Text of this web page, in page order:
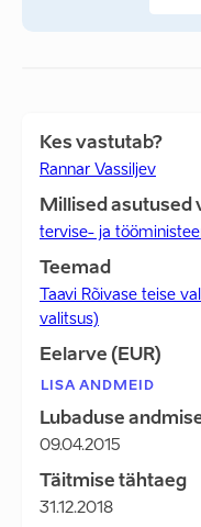
Kes vastutab?
Rannar Vassiljev
Millised asutused
tervise- ja
Teemad
Taavi Rõivase teise
valitsus)
Eelarve (EUR)
LISA ANDMEID
Lubaduse
09.04.2015
Täitmise tähtaeg
31.12.2018